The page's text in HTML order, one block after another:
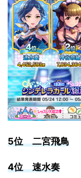
5位 二宮飛鳥
4位 速水奏